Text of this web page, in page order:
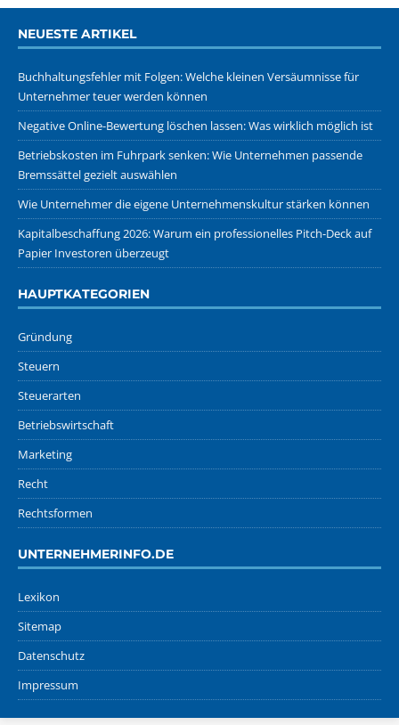
NEUESTE ARTIKEL
Buchhaltungsfehler mit Folgen: Welche kleinen Versäumnisse für
Unternehmer teuer werden können
Negative Online-Bewertung löschen lassen: Was wirklich möglich ist
Betriebskosten im Fuhrpark senken: Wie Unternehmen passende
Bremssättel gezielt auswählen
Wie Unternehmer die eigene Unternehmenskultur stärken können
Kapitalbeschaffung 2026: Warum ein professionelles Pitch-Deck auf
Papier Investoren überzeugt
HAUPTKATEGORIEN
Gründung
Steuern
Steuerarten
Betriebswirtschaft
Marketing
Recht
Rechtsformen
UNTERNEHMERINFO.DE
Lexikon
Sitemap
Datenschutz
Impressum